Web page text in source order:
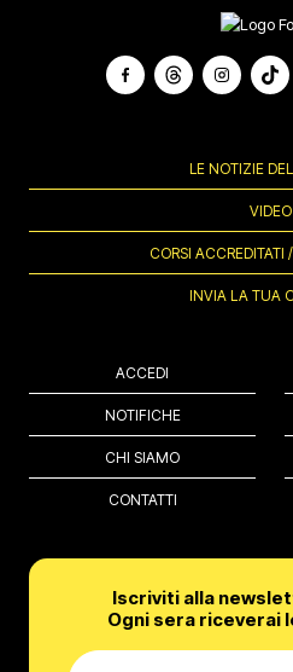
LE NOTIZIE
VIDEO
CORSI
INVIA LA TUA
ACCEDI
NOTIFICHE
CHI SIAMO
CONTATTI
Iscriviti alla
Ogni sera riceverai